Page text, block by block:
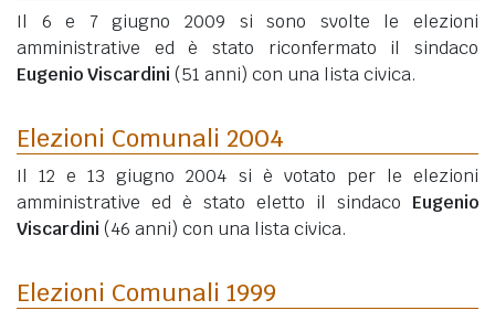
Il 6 e 7 giugno 2009 si sono svolte le elezioni
amministrative ed è stato riconfermato il sindaco
Eugenio Viscardini (51 anni) con una lista civica.
Elezioni Comunali 2004
Il 12 e 13 giugno 2004 si è votato per le elezioni
amministrative ed è stato eletto il sindaco Eugenio
Viscardini (46 anni) con una lista civica.
Elezioni Comunali 1999